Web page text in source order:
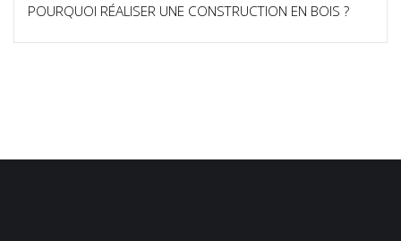
POURQUOI RÉALISER UNE CONSTRUCTION EN BOIS ?